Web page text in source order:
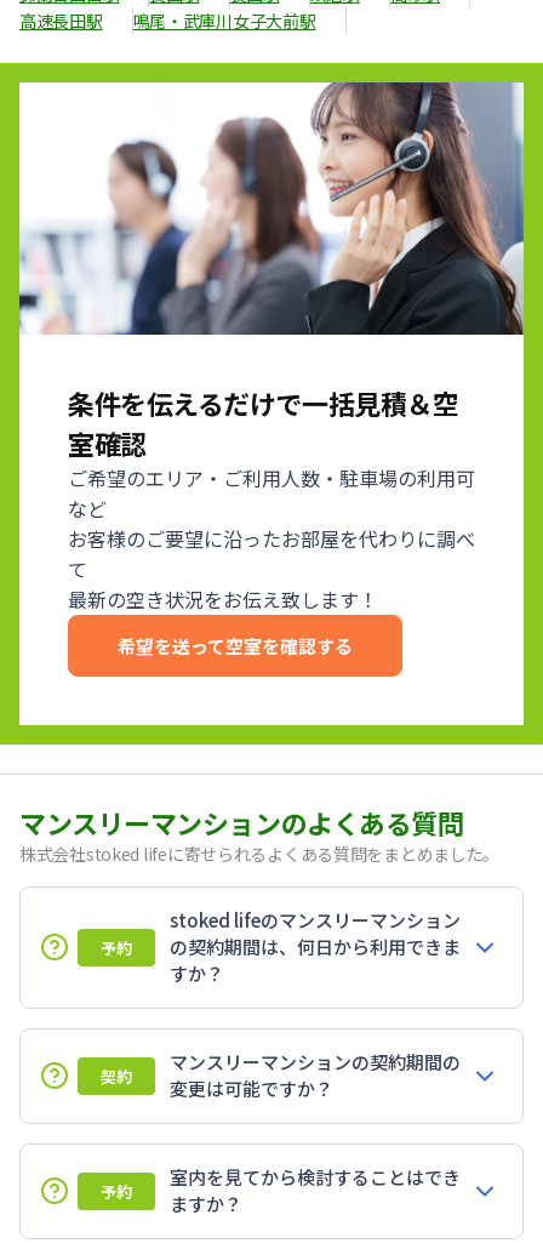
高速長田駅
鳴尾・武庫川女子大前駅
条件を伝えるだけで一括見積＆空
室確認
ご希望のエリア・ご利用人数・駐車場の利用可
など
お客様のご要望に沿ったお部屋を代わりに調べ
て
最新の空き状況をお伝え致します！
希望を送って空室を確認する
マンスリーマンションのよくある質問
株式会社stoked lifeに寄せられるよくある質問をまとめました。
予約
stoked lifeのマンスリーマンション
の契約期間は、何日から利用できま
すか？
契約
マンスリーマンションの契約期間の
変更は可能ですか？
予約
室内を見てから検討することはでき
ますか？